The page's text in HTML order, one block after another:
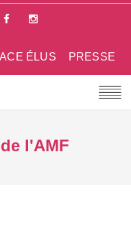
PRESSE
ÉLUS
l'AMF